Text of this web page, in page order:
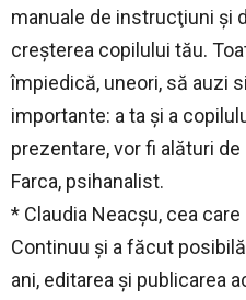
manuale de instrucţiuni şi
creşterea copilului tău.
împiedică, uneori, să auzi
importante: a ta şi a
prezentare, vor fi alături
Farca, psihanalist.
* Claudia Neacşu, cea
Continuu şi a făcut
ani, editarea şi publicarea